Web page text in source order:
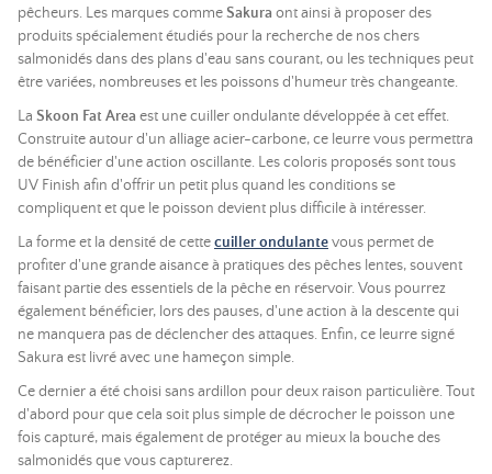
pêcheurs. Les marques commeSakura ont ainsi à proposer des
produits spécialement étudiés pour la recherche de nos chers
salmonidés dans des plans d'eau sans courant, ou les techniques peut
être variées, nombreuses et les poissons d'humeur très changeante.
La Skoon Fat Area est une cuiller ondulante développée à cet effet.
Construite autour d'un alliage acier-carbone, ce leurre vous permettra
de bénéficier d'une action oscillante. Les coloris proposés sont tous
UV Finish afin d'offrir un petit plus quand les conditions se
compliquent et que le poisson devient plus difficile à intéresser.
La forme et la densité de cettecuiller ondulantevous permet de
profiter d'une grande aisance à pratiques des pêches lentes, souvent
faisant partie des essentiels de la pêche en réservoir. Vous pourrez
également bénéficier, lors des pauses, d'une action à la descente qui
ne manquera pas de déclencher des attaques. Enfin, ce leurre signé
Sakura est livré avec une hameçon simple.
Ce dernier a été choisi sans ardillon pour deux raison particulière. Tout
d'abord pour que cela soit plus simple de décrocher le poisson une
fois capturé, mais également de protéger au mieux la bouche des
salmonidés que vous capturerez.